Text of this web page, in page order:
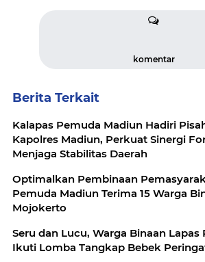
komentar
Berita Terkait
Kalapas Pemuda Madiun Hadiri
Kapolres Madiun, Perkuat Sinergi
Menjaga Stabilitas Daerah
Optimalkan Pembinaan
Pemuda Madiun Terima 15 Warga
Mojokerto
Seru dan Lucu, Warga Binaan
Ikuti Lomba Tangkap Bebek